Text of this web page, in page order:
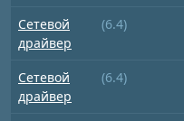
Сетевой
драйвер
(6.4)
Сетевой
драйвер
(6.4)